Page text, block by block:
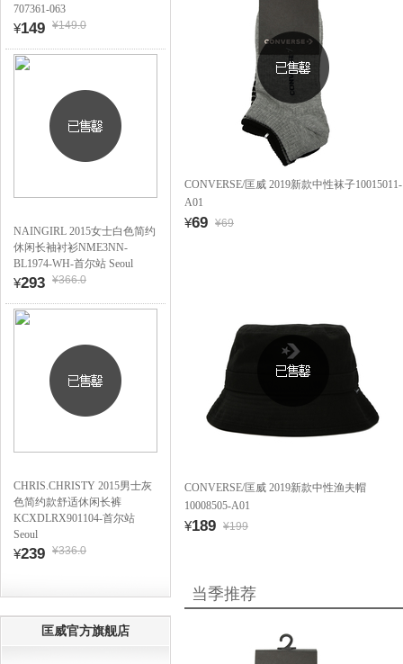
707361-063
¥149 ¥149.0
NAINGIRL 2015女士白色简约
休闲长袖衬衫NME3NN-
BL1974-WH-首尔站 Seoul
¥293 ¥366.0
CHRIS.CHRISTY 2015男士灰
色简约款舒适休闲长裤
KCXDLRX901104-首尔站
Seoul
¥239 ¥336.0
匡威官方旗舰店
CONVERSE/匡威 2019新款中性袜子10015011-
A01
¥69 ¥69
CONVERSE/匡威 2019新款中性渔夫帽
10008505-A01
¥189 ¥199
当季推荐